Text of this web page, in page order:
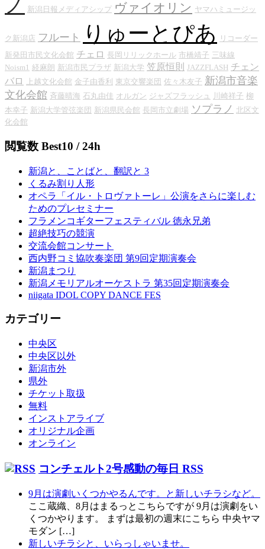
ノ 新潟日報メディアシップ ヴァイオリン ヤマハミュージッ
ク新潟店 フルート りゅーとぴあ
リコーダー
新発田市民文化会館 チェロ 長岡リリックホール 市橋靖子 三味線
Noism1 経麻朗 新潟市民プラザ 新潟大学 笠原恒則 JAZZFLASH チェン
バロ
上越文化会館 金子由香利 東京交響楽団 佐々木友子 新潟市音楽
文化会館 斉藤晴海 石丸由佳 オルガン ジャズフラッシュ 川崎祥子 柳
本幸子 新潟大学管弦楽団 新潟県民会館 長岡市立劇場 ソプラノ 北区文
化会館
閲覧数 Best10 / 24h
新潟と、ことばと、翻訳と 3
くるみ割り人形
オペラ「イル・トロヴァトーレ」公演をさらに楽しむ
ためのプレセミナー
フラメンコギターフェスティバル 徳永兄弟
超絶技巧の競演
交流会館コンサート
西内野コミ協吹奏楽団 第9回定期演奏会
新潟まつり
新潟メモリアルオーケストラ 第35回定期演奏会
niigata IDOL COPY DANCE FES
カテゴリー
中央区
中央区以外
新潟市外
県外
チケット取扱
無料
インストアライブ
オリジナル企画
オンライン
コンチェルト2号感動の毎日 RSS
9月は演劇いくつかやるんです。と新しいチラシなど。
ここ蔵織、8月はまるっとこちらですが 9月は演劇をい
くつかやります。 まずは最初の週末にこちら 中央ヤマ
モダン […]
新しいチラシと、いらっしゃいませ。